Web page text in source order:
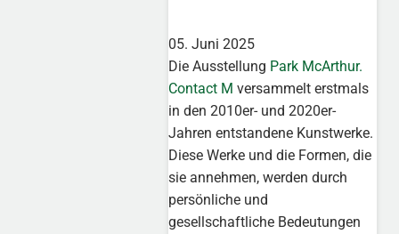
05. Juni 2025
Die Ausstellung Park McArthur.
Contact M versammelt erstmals
in den 2010er- und 2020er-
Jahren entstandene Kunstwerke.
Diese Werke und die Formen, die
sie annehmen, werden durch
persönliche und
gesellschaftliche Bedeutungen